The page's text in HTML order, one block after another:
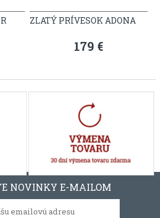
ZLATÝ PRÍVESOK ADONA
179 €
NOVINKY E-MAILOM